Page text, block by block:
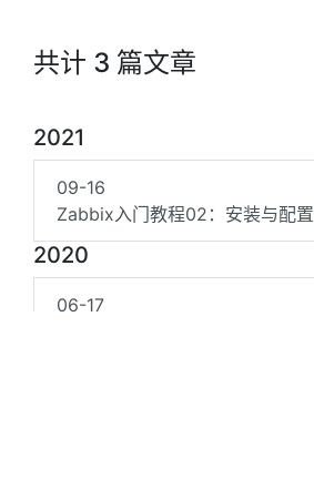
共计 3 篇文章
2021
09-16
Zabbix入门教程02：安装与配置
2020
06-17